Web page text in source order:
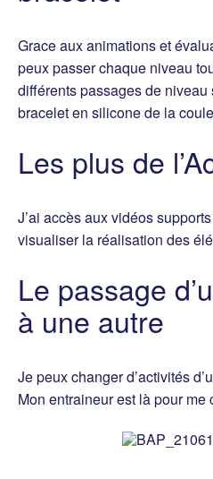
Grace aux animations et
peux passer chaque niveau
différents passages de
bracelet en silicone de la
Les plus de
J’ai accès aux vidéos
visualiser la réalisation des
Le passage
à une autre
Je peux changer d’activités
Mon entraineur est là pour me